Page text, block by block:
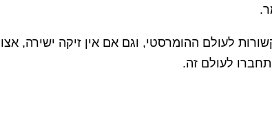
לעולם ההומרסטי, וגם אם אין זיקה ישירה,
לעולם זה.